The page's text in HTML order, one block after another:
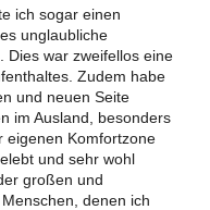
ich sogar einen
unglaubliche
Dies war zweifellos eine
Zudem habe
und neuen Seite
im Ausland, besonders
eigenen Komfortzone
und sehr wohl
großen und
denen ich